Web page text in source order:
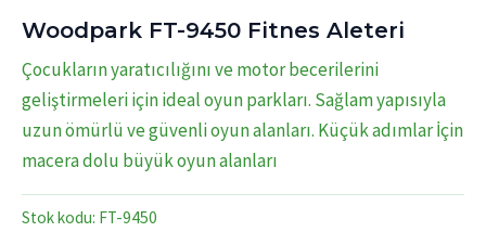
Woodpark FT-9450 Fitnes Aleteri
Çocukların yaratıcılığını ve motor becerilerini
geliştirmeleri için ideal oyun parkları. Sağlam yapısıyla
uzun ömürlü ve güvenli oyun alanları. Küçük adımlar İçin
macera dolu büyük oyun alanları
Stok kodu: FT-9450